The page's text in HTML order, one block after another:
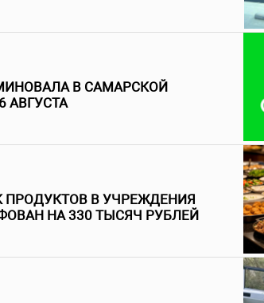
В САМАРСКОЙ
АВГУСТА
ПРОДУКТОВ В УЧРЕЖДЕНИЯ
НА 330 ТЫСЯЧ РУБЛЕЙ